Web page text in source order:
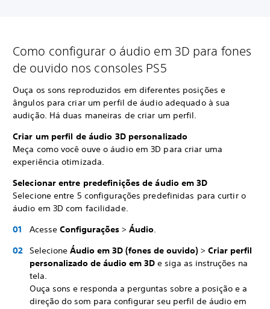
Como configurar o áudio em 3D para fones
de ouvido nos consoles PS5
Ouça os sons reproduzidos em diferentes posições e
ângulos para criar um perfil de áudio adequado à sua
audição. Há duas maneiras de criar um perfil.
Criar um perfil de áudio 3D personalizado
Meça como você ouve o áudio em 3D para criar uma
experiência otimizada.
Selecionar entre predefinições de áudio em 3D
Selecione entre 5 configurações predefinidas para curtir o
áudio em 3D com facilidade.
Acesse Configurações > Áudio.
Selecione Áudio em 3D (fones de ouvido) > Criar perfil
personalizado de áudio em 3D e siga as instruções na
tela.
Ouça sons e responda a perguntas sobre a posição e a
direção do som para configurar seu perfil de áudio em